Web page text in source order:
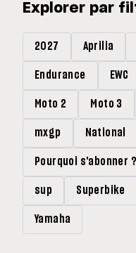
Explorer par
2027 Aprilia
Endurance EWC
Moto 2 Moto 3
mxgp National
Pourquoi s'abonner ?
sup Superbike
Yamaha